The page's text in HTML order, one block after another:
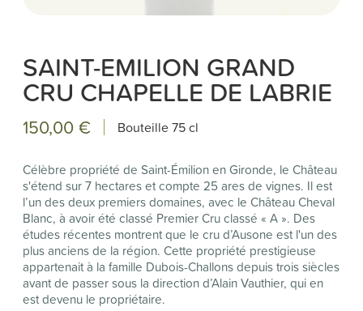
SAINT-EMILION GRAND
CRU CHAPELLE DE LABRIE
150,00 € Bouteille75 cl
Célèbre propriété de Saint-Émilion en Gironde, le Château
s'étend sur 7 hectares et compte 25 ares de vignes. Il est
l’un des deux premiers domaines, avec le Château Cheval
Blanc, à avoir été classé Premier Cru classé « A ». Des
études récentes montrent que le cru d’Ausone est l'un des
plus anciens de la région. Cette propriété prestigieuse
appartenait à la famille Dubois-Challons depuis trois siècles
avant de passer sous la direction d’Alain Vauthier, qui en
est devenu le propriétaire.